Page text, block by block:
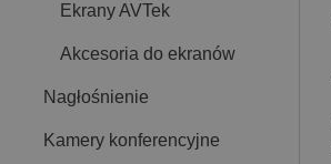
Ekrany AVTek
Akcesoria do ekranów
Nagłośnienie
Kamery konferencyjne